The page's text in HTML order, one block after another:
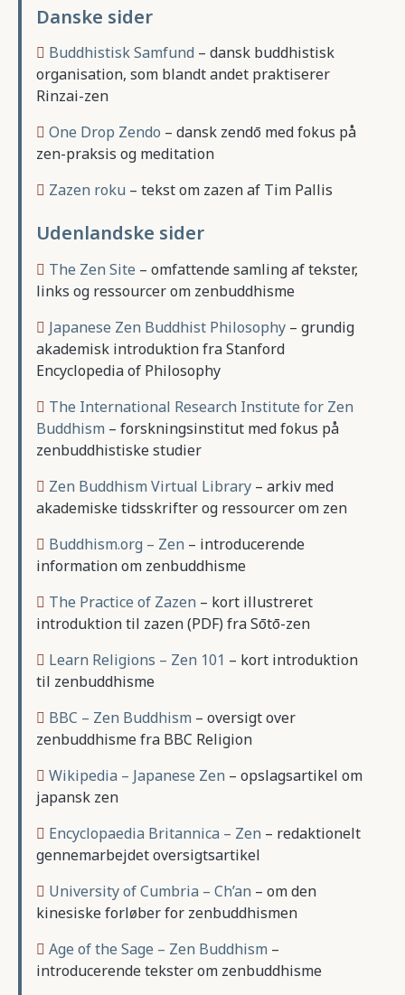
Danske sider
Buddhistisk Samfund – dansk buddhistisk
organisation, som blandt andet praktiserer
Rinzai-zen
One Drop Zendo – dansk zendō med fokus på
zen-praksis og meditation
Zazen roku – tekst om zazen af Tim Pallis
Udenlandske sider
The Zen Site – omfattende samling af tekster,
links og ressourcer om zenbuddhisme
Japanese Zen Buddhist Philosophy – grundig
akademisk introduktion fra Stanford
Encyclopedia of Philosophy
The International Research Institute for Zen
Buddhism – forskningsinstitut med fokus på
zenbuddhistiske studier
Zen Buddhism Virtual Library – arkiv med
akademiske tidsskrifter og ressourcer om zen
Buddhism.org – Zen – introducerende
information om zenbuddhisme
The Practice of Zazen – kort illustreret
introduktion til zazen (PDF) fra Sōtō-zen
Learn Religions – Zen 101 – kort introduktion
til zenbuddhisme
BBC – Zen Buddhism – oversigt over
zenbuddhisme fra BBC Religion
Wikipedia – Japanese Zen – opslagsartikel om
japansk zen
Encyclopaedia Britannica – Zen – redaktionelt
gennemarbejdet oversigtsartikel
University of Cumbria – Ch’an – om den
kinesiske forløber for zenbuddhismen
Age of the Sage – Zen Buddhism –
introducerende tekster om zenbuddhisme